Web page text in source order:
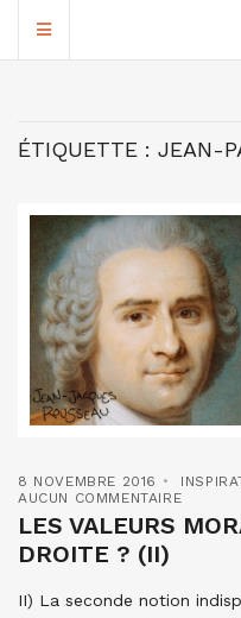
ÉTIQUETTE : JEAN-
8 NOVEMBRE 2016
AUCUN COMMENTAIRE
LES VALEURS
DROITE ? (II)
II) La seconde notion